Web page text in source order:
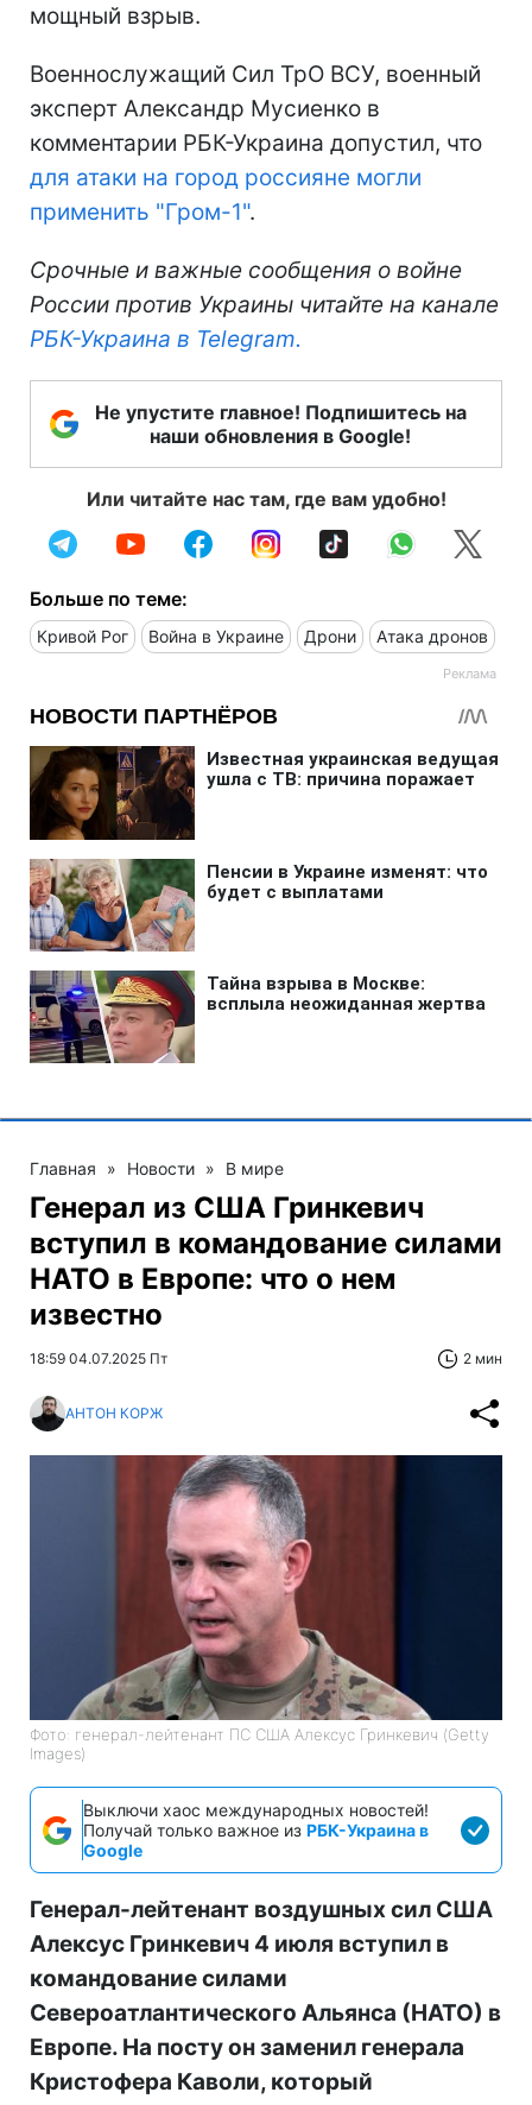
мощный взрыв.
Военнослужащий Сил ТрО ВСУ, военный
эксперт Александр Мусиенко в
комментарии РБК-Украина допустил, что
для атаки на город россияне могли
применить "Гром-1".
Срочные и важные сообщения о войне
России против Украины читайте на канале
РБК-Украина в Telegram.
Не упустите главное! Подпишитесь на
наши обновления в Google!
Или читайте нас там, где вам удобно!
Больше по теме:
Кривой Рог Война в Украине Дрони Атака дронов
Главная » Новости » В мире
Генерал из США Гринкевич
вступил в командование силами
НАТО в Европе: что о нем
известно
18:59 04.07.2025 Пт 2 мин
АНТОН КОРЖ
Фото: генерал-лейтенант ПС США Алексус Гринкевич (Getty
Images)
Выключи хаос международных новостей!
Получай только важное из РБК-Украина в
Google
Генерал-лейтенант воздушных сил США
Алексус Гринкевич 4 июля вступил в
командование силами
Североатлантического Альянса (НАТО) в
Европе. На посту он заменил генерала
Кристофера Каволи, который